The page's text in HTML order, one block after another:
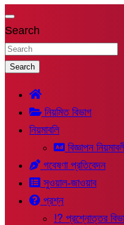
Search
Search
নিয়মিত বিভাগ
নিয়মাবলি
বিজ্ঞাপন
গবেষণা প্রতিবেদন
সুওয়াল-জাওয়াব
প্রশ্ন
⁉ প্রশ্নোত্তর